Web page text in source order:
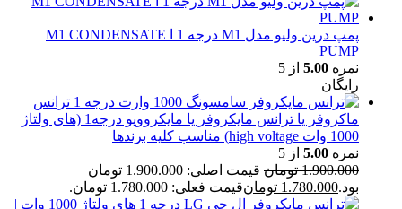
پمپ درین ولیو مدل M1 درجه 1 ا M1 CONDENSATE
PUMP
نمره 5.00 از 5
رایگان
ترانس
ماکروفر یا ترانس مایکروفر یا مایکروویو درجه1 (های ولتاژ
1000 وات high voltage) مناسب کلیه برندها
نمره 5.00 از 5
1.900.000 تومان
قیمت اصلی: 1.900.000 تومان
بود.1.780.000 تومانقیمت فعلی: 1.780.000 تومان.